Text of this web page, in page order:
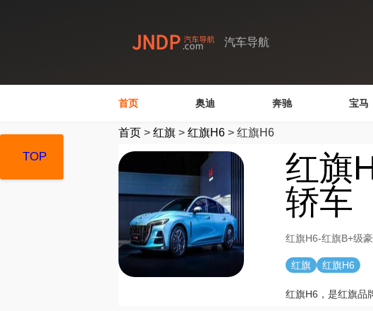
汽车导航
首页 奥迪 奔驰 宝马
首页 > 红旗 > 红旗H6 > 红旗H6
红旗
轿车
红旗H6-红旗B+级
红旗 红旗H6
红旗H6，是红旗品
TOP
TOP
TOP